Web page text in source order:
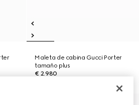
Maleta de cabina Gucci Porter
tamaño plus
€ 2.980